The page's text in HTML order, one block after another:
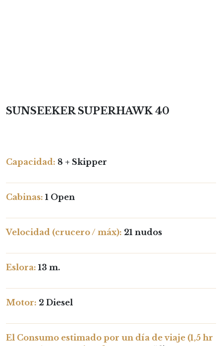
SUNSEEKER SUPERHAWK 40
Capacidad: 8 + Skipper
Cabinas: 1 Open
Velocidad (crucero / máx): 21 nudos
Eslora: 13 m.
Motor: 2 Diesel
El Consumo estimado por un día de viaje (1,5 hr